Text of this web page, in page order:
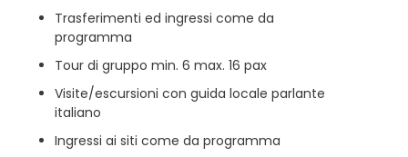
Trasferimenti ed ingressi come da
programma
Tour di gruppo min. 6 max. 16 pax
Visite/escursioni con guida locale parlante
italiano
Ingressi ai siti come da programma